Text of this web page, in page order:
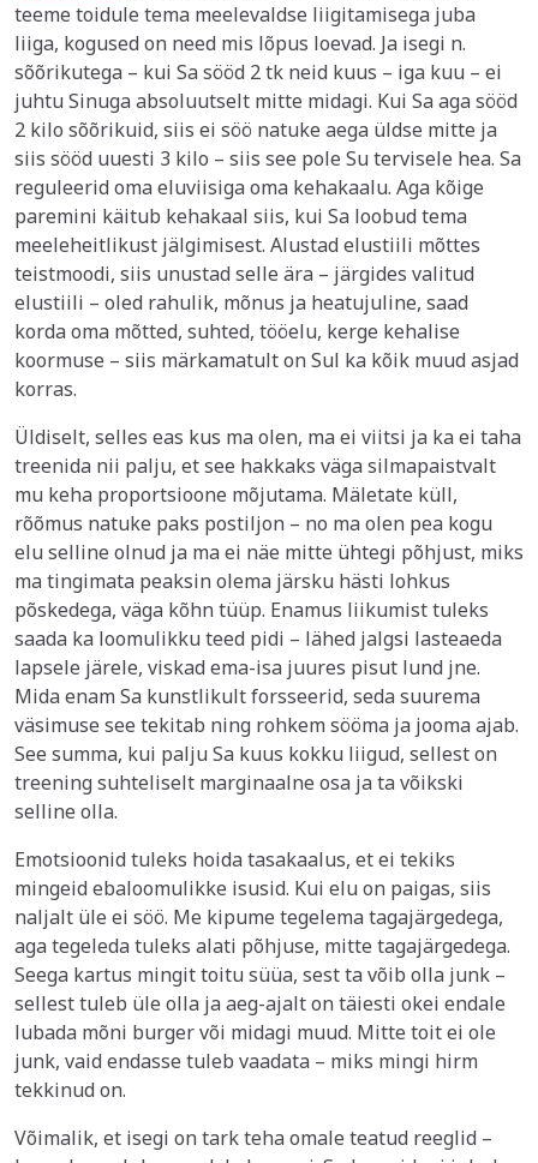
teeme toidule tema meelevaldse liigitamisega juba
liiga, kogused on need mis lõpus loevad. Ja isegi n.
sõõrikutega – kui Sa sööd 2 tk neid kuus – iga kuu – ei
juhtu Sinuga absoluutselt mitte midagi. Kui Sa aga sööd
2 kilo sõõrikuid, siis ei söö natuke aega üldse mitte ja
siis sööd uuesti 3 kilo – siis see pole Su tervisele hea. Sa
reguleerid oma eluviisiga oma kehakaalu. Aga kõige
paremini käitub kehakaal siis, kui Sa loobud tema
meeleheitlikust jälgimisest. Alustad elustiili mõttes
teistmoodi, siis unustad selle ära – järgides valitud
elustiili – oled rahulik, mõnus ja heatujuline, saad
korda oma mõtted, suhted, tööelu, kerge kehalise
koormuse – siis märkamatult on Sul ka kõik muud asjad
korras.
Üldiselt, selles eas kus ma olen, ma ei viitsi ja ka ei taha
treenida nii palju, et see hakkaks väga silmapaistvalt
mu keha proportsioone mõjutama. Mäletate küll,
rõõmus natuke paks postiljon – no ma olen pea kogu
elu selline olnud ja ma ei näe mitte ühtegi põhjust, miks
ma tingimata peaksin olema järsku hästi lohkus
põskedega, väga kõhn tüüp. Enamus liikumist tuleks
saada ka loomulikku teed pidi – lähed jalgsi lasteaeda
lapsele järele, viskad ema-isa juures pisut lund jne.
Mida enam Sa kunstlikult forsseerid, seda suurema
väsimuse see tekitab ning rohkem sööma ja jooma ajab.
See summa, kui palju Sa kuus kokku liigud, sellest on
treening suhteliselt marginaalne osa ja ta võikski
selline olla.
Emotsioonid tuleks hoida tasakaalus, et ei tekiks
mingeid ebaloomulikke isusid. Kui elu on paigas, siis
naljalt üle ei söö. Me kipume tegelema tagajärgedega,
aga tegeleda tuleks alati põhjuse, mitte tagajärgedega.
Seega kartus mingit toitu süüa, sest ta võib olla junk –
sellest tuleb üle olla ja aeg-ajalt on täiesti okei endale
lubada mõni burger või midagi muud. Mitte toit ei ole
junk, vaid endasse tuleb vaadata – miks mingi hirm
tekkinud on.
Võimalik, et isegi on tark teha omale teatud reeglid –